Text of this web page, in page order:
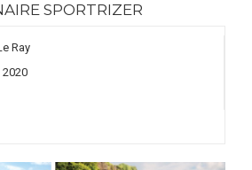
SPORTRIZER
Ray
2020